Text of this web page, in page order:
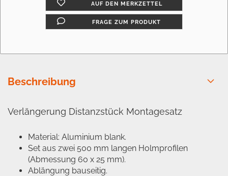
AUF DEN MERKZETTEL
FRAGE ZUM PRODUKT
Beschreibung
Verlängerung Distanzstück Montagesatz
Material: Aluminium blank.
Set aus zwei 500 mm langen Holmprofilen
(Abmessung 60 x 25 mm).
Ablängung bauseitig.